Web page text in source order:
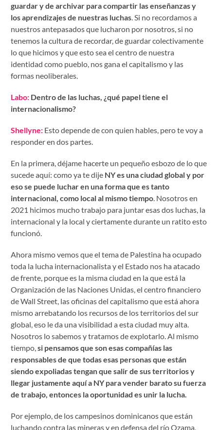
guardar y de archivar para compartir las enseñanzas y
los aprendizajes de nuestras luchas . Si no recordamos a
nuestros antepasados que lucharon por nosotros, si no
tenemos la cultura de recordar, de guardar colectivamente
lo que hicimos y que esto sea el centro de nuestra
identidad como pueblo, nos gana el capitalismo y las
formas neoliberales.
Labo: Dentro de las luchas, ¿qué papel tiene el
internacionalismo?
Shellyne: Esto depende de con quien hables, pero te voy a
responder en dos partes.
En la primera, déjame hacerte un pequeño esbozo de lo que
sucede aquí: como ya te dije NY es una ciudad global y por
eso se puede luchar en una forma que es tanto
internacional, como local al mismo tiempo . Nosotros en
2021 hicimos mucho trabajo para juntar esas dos luchas, la
internacional y la local y ciertamente durante un ratito esto
funcionó.
Ahora mismo vemos que el tema de Palestina ha ocupado
toda la lucha internacionalista y el Estado nos ha atacado
de frente, porque es la misma ciudad en la que está la
Organización de las Naciones Unidas, el centro financiero
de Wall Street, las oficinas del capitalismo que está ahora
mismo arrebatando los recursos de los territorios del sur
global, eso le da una visibilidad a esta ciudad muy alta.
Nosotros lo sabemos y tratamos de explotarlo. Al mismo
tiempo,si pensamos que son esas compañías las
responsables de que todas esas personas que están
siendo expoliadas tengan que salir de sus territorios y
llegar justamente aquí a NY para vender barato su fuerza
de trabajo, entonces la oportunidad es unir la lucha.
Por ejemplo, de los campesinos dominicanos que están
luchando contra las mineras y en defensa del río Ozama,